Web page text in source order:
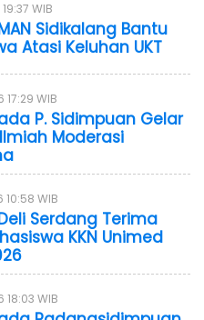
WIB
Sidikalang Bantu
Atasi Keluhan UKT
WIB
P. Sidimpuan Gelar
Moderasi
WIB
Serdang Terima
KKN Unimed
18:03 WIB